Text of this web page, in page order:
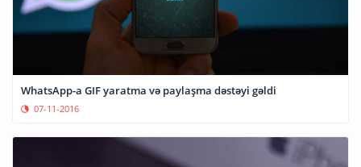
WhatsApp-a GIF yaratma və paylaşma dəstəyi gəldi
07-11-2016